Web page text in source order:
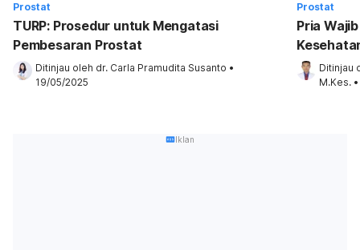
Prostat
TURP: Prosedur untuk Mengatasi
Pembesaran Prostat
Ditinjau oleh dr. Carla Pramudita Susanto •
19/05/2025
Prostat
Pria
Ditinjau
M.Kes. •
Iklan